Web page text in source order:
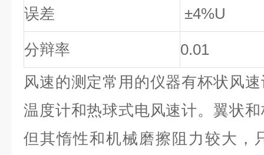
误差 ±4%U
分辩率
0.01
风速的测定常用的仪器有杯状风
温度计和热球式电风速计。翼状
但其惰性和机械磨擦阻力较大，